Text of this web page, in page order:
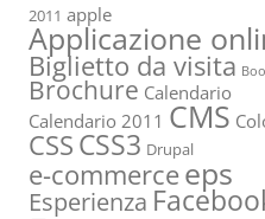
2011 apple
Applicazione
Biglietto da visita
Brochure Calendario
Calendario 2011 CMS
CSSCSS3 Drupal
e-commerceeps
Esperienza